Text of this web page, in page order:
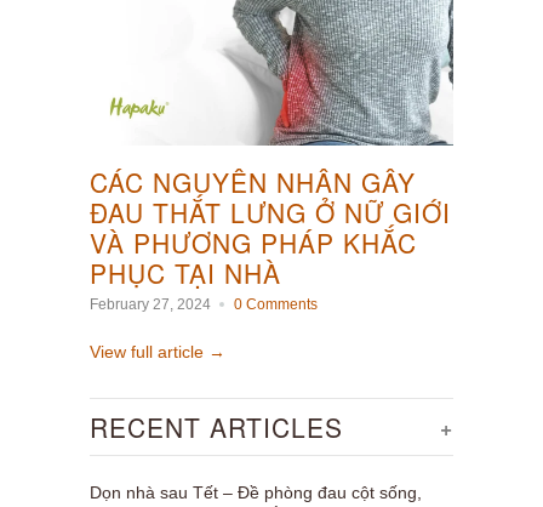
CÁC NGUYÊN NHÂN GÂY
ĐAU THẮT LƯNG Ở NỮ GIỚI
VÀ PHƯƠNG PHÁP KHẮC
PHỤC TẠI NHÀ
February 27, 2024 0 Comments
View full article →
+
RECENT ARTICLES
Dọn nhà sau Tết – Đề phòng đau cột sống,